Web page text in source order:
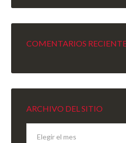
COMENTARIOS
ARCHIVO DEL SITIO